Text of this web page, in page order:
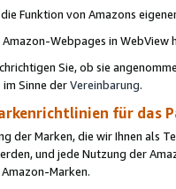
Funktion von Amazons
Webpages in WebView
Sie, ob sie
im Sinne derVereinbarung.
für das
der Marken, die wir Ihnen als
und jede Nutzung der
Marken.